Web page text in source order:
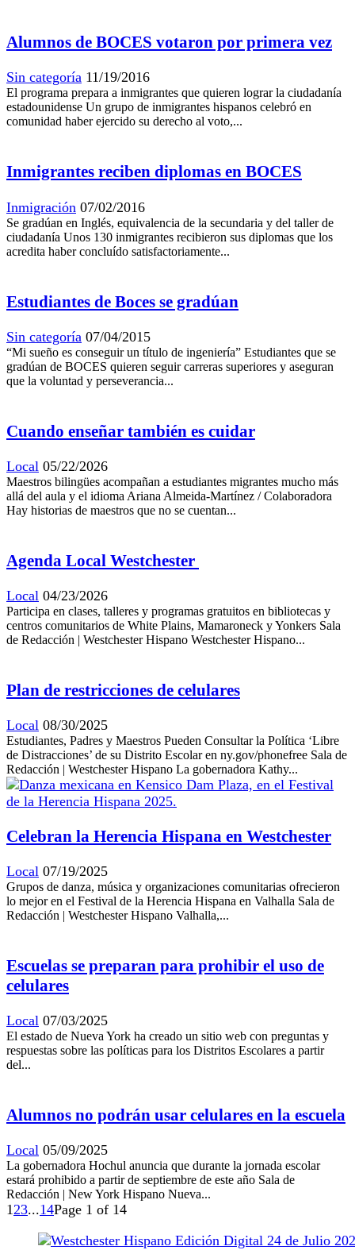
Alumnos de BOCES votaron por primera vez
Sin categoría 11/19/2016
El programa prepara a inmigrantes que quieren lograr la ciudadanía
estadounidense Un grupo de inmigrantes hispanos celebró en
comunidad haber ejercido su derecho al voto,...
Inmigrantes reciben diplomas en BOCES
Inmigración 07/02/2016
Se gradúan en Inglés, equivalencia de la secundaria y del taller de
ciudadanía Unos 130 inmigrantes recibieron sus diplomas que los
acredita haber concluído satisfactoriamente...
Estudiantes de Boces se gradúan
Sin categoría 07/04/2015
“Mi sueño es conseguir un título de ingeniería” Estudiantes que se
gradúan de BOCES quieren seguir carreras superiores y aseguran
que la voluntad y perseverancia...
Cuando enseñar también es cuidar
Local 05/22/2026
Maestros bilingües acompañan a estudiantes migrantes mucho más
allá del aula y el idioma Ariana Almeida-Martínez / Colaboradora
Hay historias de maestros que no se cuentan...
Agenda Local Westchester
Local 04/23/2026
Participa en clases, talleres y programas gratuitos en bibliotecas y
centros comunitarios de White Plains, Mamaroneck y Yonkers Sala
de Redacción | Westchester Hispano Westchester Hispano...
Plan de restricciones de celulares
Local 08/30/2025
Estudiantes, Padres y Maestros Pueden Consultar la Política ‘Libre
de Distracciones’ de su Distrito Escolar en ny.gov/phonefree Sala de
Redacción | Westchester Hispano La gobernadora Kathy...
Celebran la Herencia Hispana en Westchester
Local 07/19/2025
Grupos de danza, música y organizaciones comunitarias ofrecieron
lo mejor en el Festival de la Herencia Hispana en Valhalla Sala de
Redacción | Westchester Hispano Valhalla,...
Escuelas se preparan para prohibir el uso de
celulares
Local 07/03/2025
El estado de Nueva York ha creado un sitio web con preguntas y
respuestas sobre las políticas para los Distritos Escolares a partir
del...
Alumnos no podrán usar celulares en la escuela
Local 05/09/2025
La gobernadora Hochul anuncia que durante la jornada escolar
estará prohibido a partir de septiembre de este año Sala de
Redacción | New York Hispano Nueva...
123...14Page 1 of 14